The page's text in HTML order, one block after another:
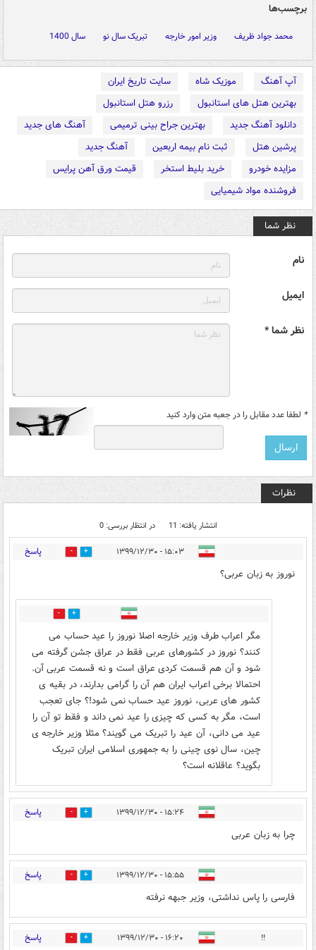
برچسب‌ها
محمد جواد ظریف وزیر امور خارجه تبریک سال نو سال 1400
آپ آهنگ موزیک شاه
سایت تاریخ ایران
بهترین هتل های استانبول
رزرو هتل استانبول
دانلود آهنگ جدید
بهترین جراح بینی ترمیمی
آهنگ های جدید
پرشین هتل
ثبت نام بیمه اربعین
آهنگ جدید
مزایده خودرو
خرید بلیط استخر
قیمت ورق آهن پرایس
فروشنده مواد شیمیایی
نظر شما
نام
ایمیل
نظر شما *
* لطفا عدد مقابل را در جعبه متن وارد کنید
نظرات
انتشار یافته: 11 در انتظار بررسی: 0
۱۵:۰۳ - ۱۳۹۹/۱۲/۳۰ 12 پاسخ
نوروز به زبان عربی؟
6
مگر اعراب طرف وزیر خارجه اصلا نوروز را عید حساب می
کنند؟ نوروز در کشورهای عربی فقط در عراق جشن گرفته می
شود و آن هم قسمت کردی عراق است و نه قسمت عربی آن.
احتمالا برخی اعراب ایران هم آن را گرامی بدارند، در بقیه ی
کشور های عربی، نوروز عید حساب نمی شود!؟ جای تعجب
است، مگر به کسی که چیزی را عید نمی داند و فقط تو آن را
عید می دانی، آن عید را تبریک می گویند؟ مثلا وزیر خارجه ی
چین، سال نوی چینی را به جمهوری اسلامی ایران تبریک
بگوید؟ عاقلانه است؟
۱۵:۲۴ - ۱۳۹۹/۱۲/۳۰ 6 پاسخ
چرا به زبان عربی
۱۵:۵۵ - ۱۳۹۹/۱۲/۳۰ 5 پاسخ
فارسی را پاس نداشتی، وزیر جبهه نرفته
!! ۱۶:۲۰ - ۱۳۹۹/۱۲/۳۰ 6 پاسخ